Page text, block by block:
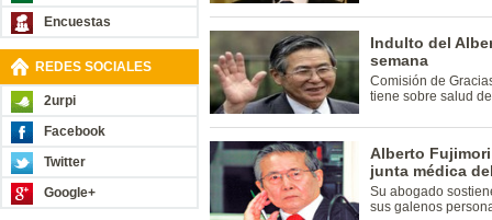
Encuestas
REDES SOCIALES
2urpi
Facebook
Twitter
Google+
Indulto del
semana
Comisión de
tiene sobre salud
Alberto
junta médica
Su abogado
sus galenos